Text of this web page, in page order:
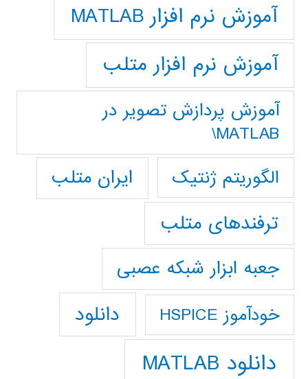
آموزش نرم افزار MATLAB
آموزش نرم افزار متلب
آموزش پردازش تصوير در
MATLAB\
الگوریتم ژنتیک
ایران متلب
ترفندهای متلب
جعبه ابزار شبکه عصبی
خودآموز HSPICE دانلود
دانلود MATLAB